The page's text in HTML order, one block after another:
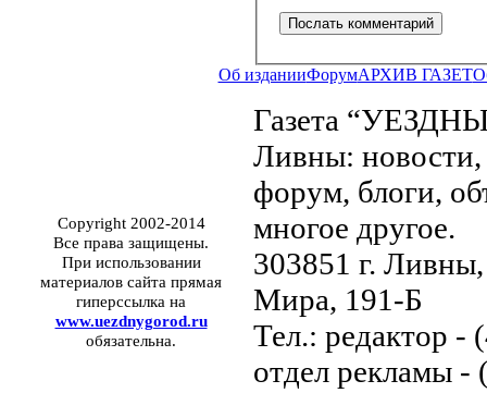
Об изданииФорумАРХИВ ГАЗЕТ
Copyright 2002-2014
Все права защищены.
При использовании
материалов сайта прямая
гиперссылка на
www.uezdnygorod.ru
обязательна.
Газета
Ливны: новости,
форум, блоги,
многое другое.
303851 г.
Мира, 191-Б
Тел.: редактор -
отдел рекламы -